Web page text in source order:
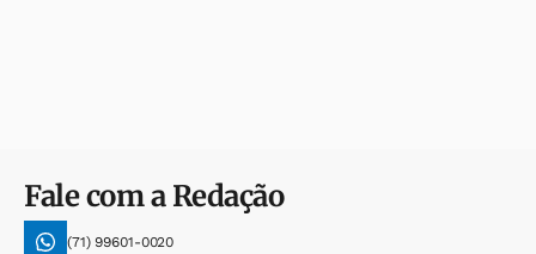
Fale com a Redação
(71) 99601-0020